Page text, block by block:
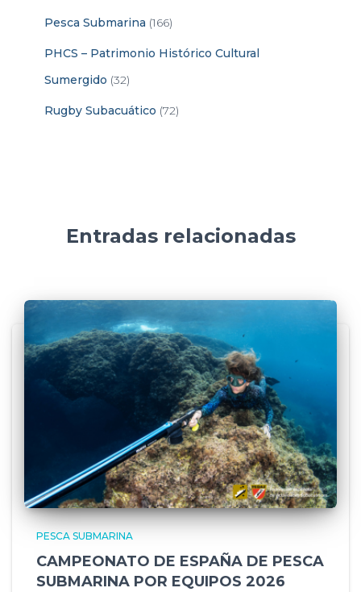
Pesca Submarina (166)
PHCS – Patrimonio Histórico Cultural
Sumergido (32)
Rugby Subacuático (72)
Entradas relacionadas
PESCA SUBMARINA
CAMPEONATO DE ESPAÑA DE PESCA
SUBMARINA POR EQUIPOS 2026